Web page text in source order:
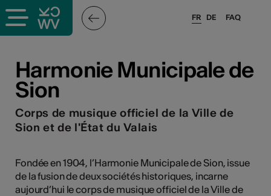
pros
FAQ
FR DE
Harmonie Municipale de
Sion
Corps de musique officiel de la Ville de
Sion et de l'État du Valais
Fondée en 1904, l’Harmonie Municipale de Sion, issue
de la fusion de deux sociétés historiques, incarne
aujourd’hui le corps de musique officiel de la Ville de